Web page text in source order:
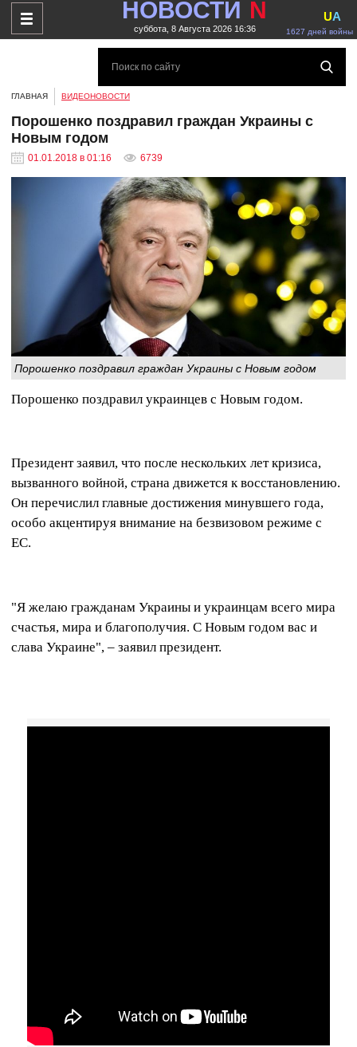
НОВОСТИ N
суббота, 8 Августа 2026 16:36 1627 дней войны
UA
ГЛАВНАЯ ВИДЕОНОВОСТИ
Порошенко поздравил граждан Украины с
Новым годом
01.01.2018 в 01:16 6739
Порошенко поздравил граждан Украины с Новым годом
Порошенко поздравил украинцев с Новым годом.
Президент заявил, что после нескольких лет кризиса,
вызванного войной, страна движется к восстановлению.
Он перечислил главные достижения минувшего года,
особо акцентируя внимание на безвизовом режиме с
ЕС.
"Я желаю гражданам Украины и украинцам всего мира
счастья, мира и благополучия. С Новым годом вас и
слава Украине", – заявил президент.